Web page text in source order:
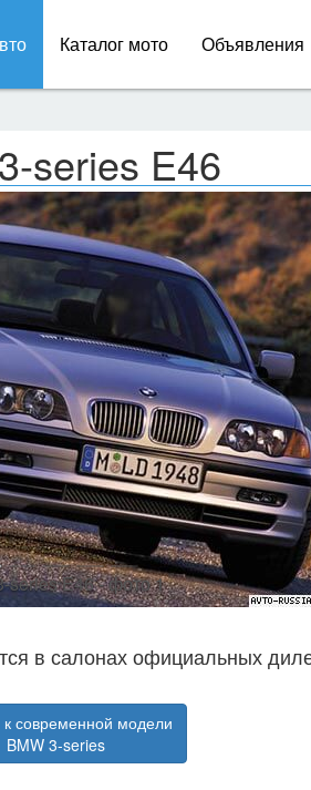
Каталог мото Объявления
series E46
series E46 - фото 1
в салонах официальных
современной модели
BMW 3-series